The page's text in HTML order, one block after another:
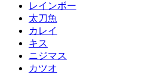
レインボー
太刀魚
カレイ
キス
ニジマス
カツオ